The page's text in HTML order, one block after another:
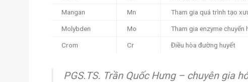
Mangan Mn Tham gia quá trình tạo
Molybden Mo Tham gia enzyme chuyển
Crom Cr Điều hòa đường huyết
PGS.TS. Trần Quốc Hưng – chuyên gia